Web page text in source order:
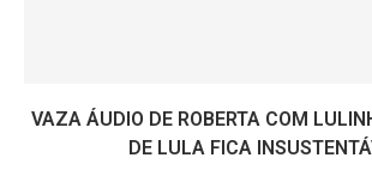
VAZA ÁUDIO DE ROBERTA COM
DE LULA FICA